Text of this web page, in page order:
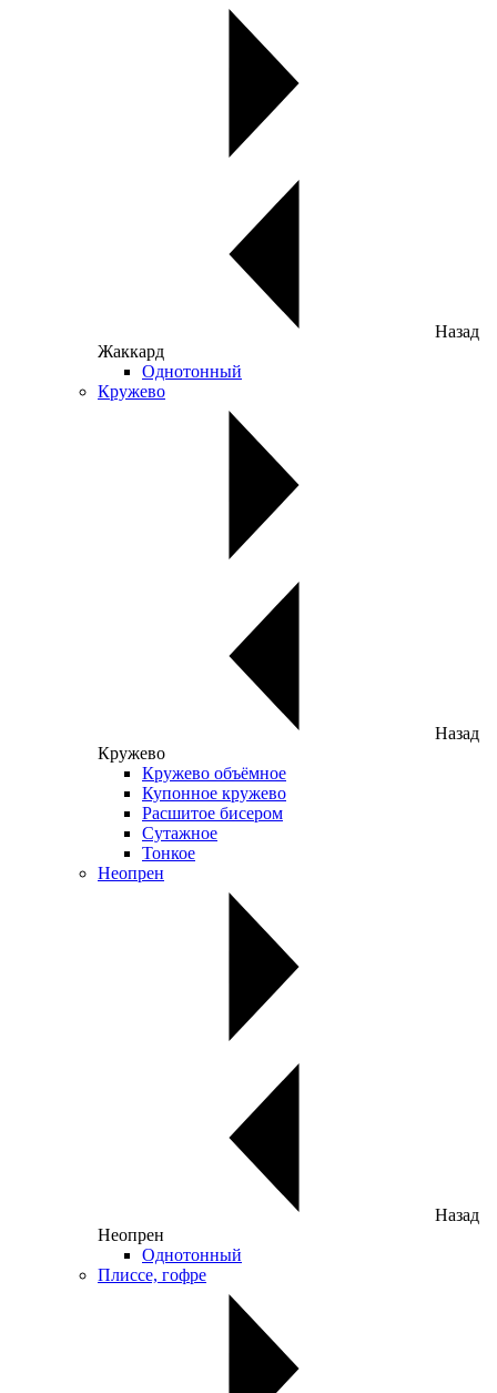
Назад
Жаккард
Однотонный
Кружево
Назад
Кружево
Кружево объёмное
Купонное кружево
Расшитое бисером
Сутажное
Тонкое
Неопрен
Назад
Неопрен
Однотонный
Плиссе, гофре